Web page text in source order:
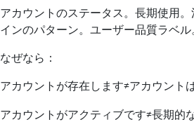
アカウントのステータス。長期使用
インのパターン。ユーザー品質ラベル
なぜなら：
アカウントが存在します≠アカウント
アカウントがアクティブです≠長期的